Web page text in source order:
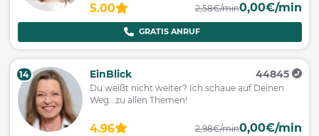
5.00 2,58€/min0,00€/min
GRATIS ANRUF
14 EinBlick 44845
Du weißt nicht weiter? Ich schaue auf Deinen
Weg...zu allen Themen!
4.96 2,98€/min0,00€/min